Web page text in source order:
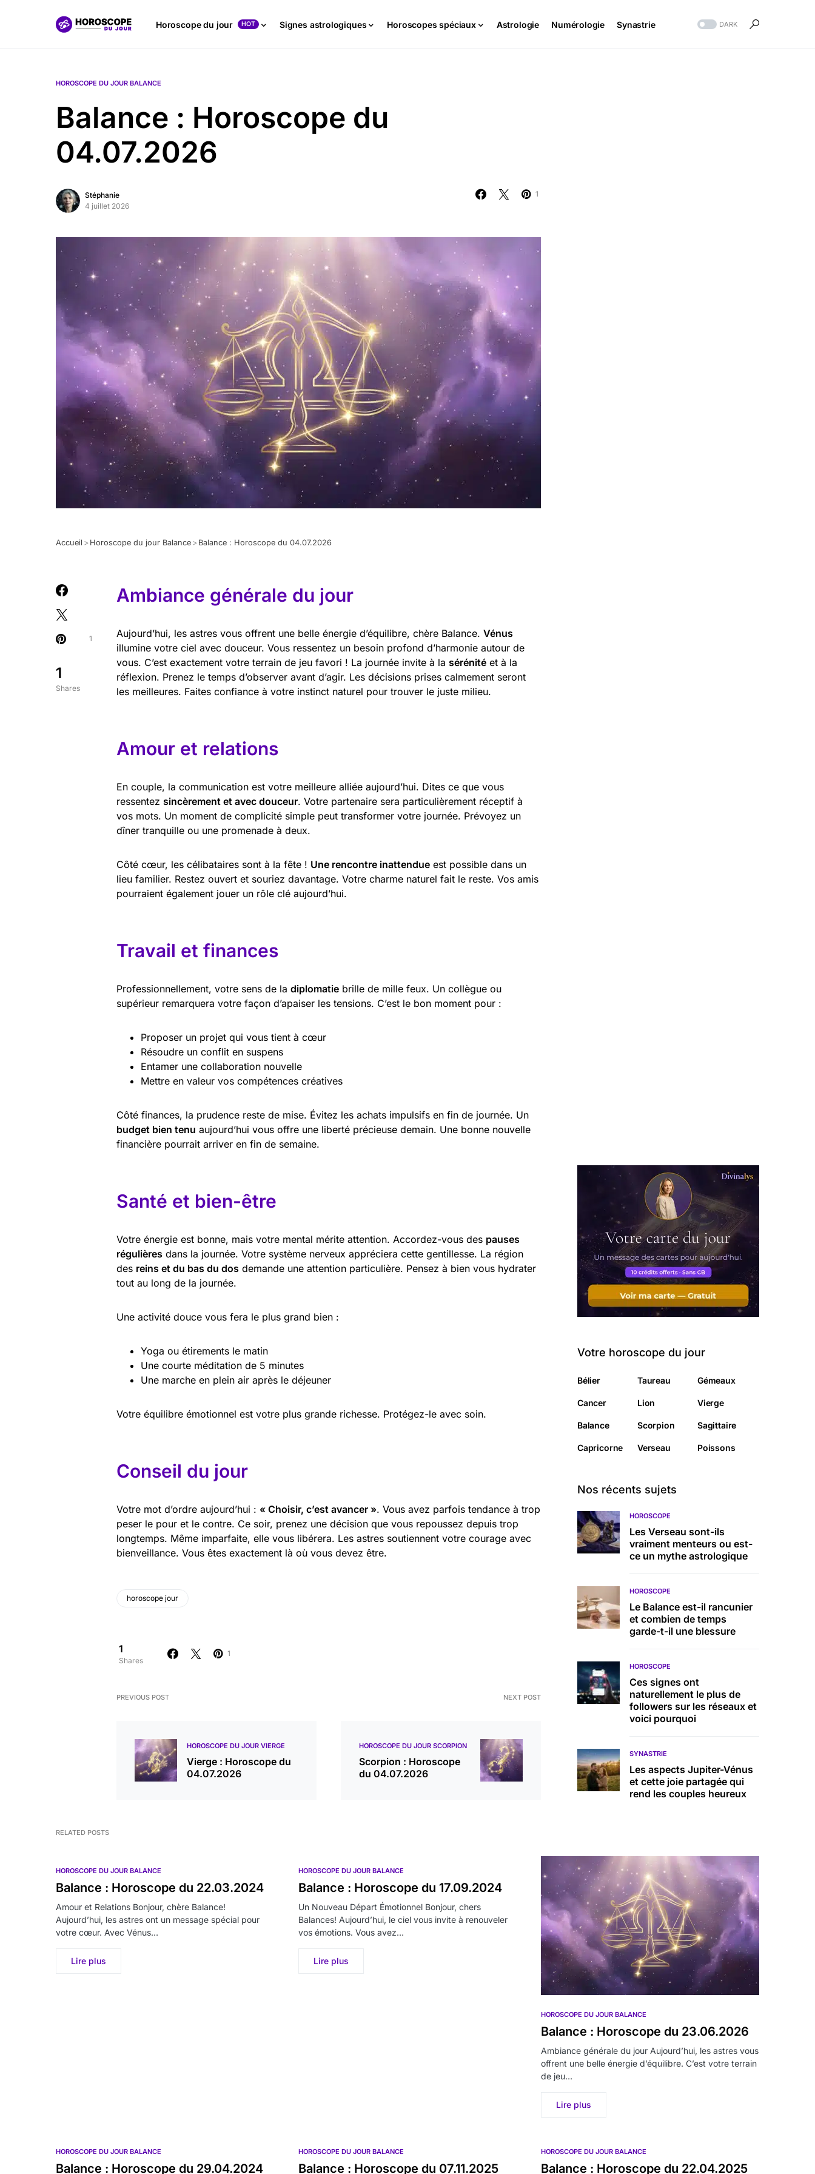
Horoscope du jour HOT Signes astrologiques Horoscopes spéciaux Astrologie Numérologie Synastrie DARK
HOROSCOPE DU JOUR BALANCE
Balance : Horoscope du
04.07.2026
Stéphanie
4 juillet 2026
1
Accueil > Horoscope du jour Balance > Balance : Horoscope du 04.07.2026
1
Shares
1
Ambiance générale du jour
Aujourd’hui, les astres vous offrent une belle énergie d’équilibre, chère Balance. Vénus
illumine votre ciel avec douceur. Vous ressentez un besoin profond d’harmonie autour de
vous. C’est exactement votre terrain de jeu favori ! La journée invite à la sérénité et à la
réflexion. Prenez le temps d’observer avant d’agir. Les décisions prises calmement seront
les meilleures. Faites confiance à votre instinct naturel pour trouver le juste milieu.
Amour et relations
En couple, la communication est votre meilleure alliée aujourd’hui. Dites ce que vous
ressentez sincèrement et avec douceur. Votre partenaire sera particulièrement réceptif à
vos mots. Un moment de complicité simple peut transformer votre journée. Prévoyez un
dîner tranquille ou une promenade à deux.
Côté cœur, les célibataires sont à la fête ! Une rencontre inattendue est possible dans un
lieu familier. Restez ouvert et souriez davantage. Votre charme naturel fait le reste. Vos amis
pourraient également jouer un rôle clé aujourd’hui.
Travail et finances
Professionnellement, votre sens de la diplomatie brille de mille feux. Un collègue ou
supérieur remarquera votre façon d’apaiser les tensions. C’est le bon moment pour :
Proposer un projet qui vous tient à cœur
Résoudre un conflit en suspens
Entamer une collaboration nouvelle
Mettre en valeur vos compétences créatives
Côté finances, la prudence reste de mise. Évitez les achats impulsifs en fin de journée. Un
budget bien tenu aujourd’hui vous offre une liberté précieuse demain. Une bonne nouvelle
financière pourrait arriver en fin de semaine.
Santé et bien-être
Votre énergie est bonne, mais votre mental mérite attention. Accordez-vous des pauses
régulières dans la journée. Votre système nerveux appréciera cette gentillesse. La région
des reins et du bas du dos demande une attention particulière. Pensez à bien vous hydrater
tout au long de la journée.
Une activité douce vous fera le plus grand bien :
Yoga ou étirements le matin
Une courte méditation de 5 minutes
Une marche en plein air après le déjeuner
Votre équilibre émotionnel est votre plus grande richesse. Protégez-le avec soin.
Conseil du jour
Votre mot d’ordre aujourd’hui : « Choisir, c’est avancer ». Vous avez parfois tendance à trop
peser le pour et le contre. Ce soir, prenez une décision que vous repoussez depuis trop
longtemps. Même imparfaite, elle vous libérera. Les astres soutiennent votre courage avec
bienveillance. Vous êtes exactement là où vous devez être.
horoscope jour
1
Shares
1
PREVIOUS POST
HOROSCOPE DU JOUR VIERGE
Vierge : Horoscope du
04.07.2026
NEXT POST
HOROSCOPE DU JOUR SCORPION
Scorpion : Horoscope
du 04.07.2026
Votre horoscope du jour
Bélier Taureau Gémeaux
Cancer Lion Vierge
Balance Scorpion Sagittaire
Capricorne Verseau Poissons
Nos récents sujets
HOROSCOPE
Les Verseau sont-ils
vraiment menteurs ou est-
ce un mythe astrologique
HOROSCOPE
Le Balance est-il rancunier
et combien de temps
garde-t-il une blessure
HOROSCOPE
Ces signes ont
naturellement le plus de
followers sur les réseaux et
voici pourquoi
SYNASTRIE
Les aspects Jupiter-Vénus
et cette joie partagée qui
rend les couples heureux
RELATED POSTS
HOROSCOPE DU JOUR BALANCE
Balance : Horoscope du 22.03.2024
Amour et Relations Bonjour, chère Balance!
Aujourd’hui, les astres ont un message spécial pour
votre cœur. Avec Vénus…
Lire plus
HOROSCOPE DU JOUR BALANCE
Balance : Horoscope du 17.09.2024
Un Nouveau Départ Émotionnel Bonjour, chers
Balances! Aujourd’hui, le ciel vous invite à renouveler
vos émotions. Vous avez…
Lire plus
HOROSCOPE DU JOUR BALANCE
Balance : Horoscope du 23.06.2026
Ambiance générale du jour Aujourd’hui, les astres vous
offrent une belle énergie d’équilibre. C’est votre terrain
de jeu…
Lire plus
HOROSCOPE DU JOUR BALANCE
Balance : Horoscope du 29.04.2024
HOROSCOPE DU JOUR BALANCE
Balance : Horoscope du 07.11.2025
HOROSCOPE DU JOUR BALANCE
Balance : Horoscope du 22.04.2025